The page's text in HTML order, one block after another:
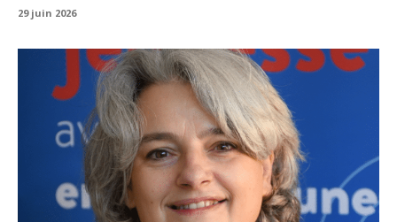
29 juin 2026